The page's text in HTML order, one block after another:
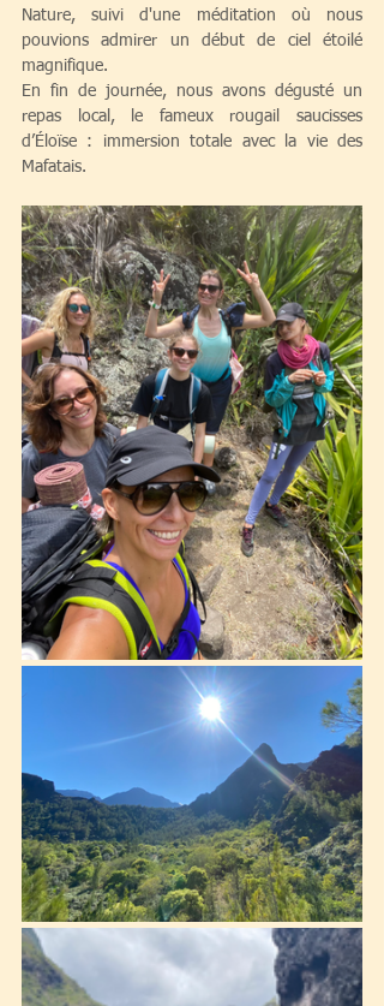
Nature, suivi d'une méditation où nous
pouvions admirer un début de ciel étoilé
magnifique.
En fin de journée, nous avons dégusté un
repas local, le fameux rougail saucisses
d’Éloïse : immersion totale avec la vie des
Mafatais.